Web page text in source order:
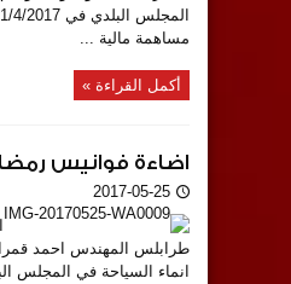
مساهمة مالية ...
أكمل القراءة »
اضاءة فوانيس
2017-05-25
طرابلس المهندس احمد
انماء السياحة في المجلس